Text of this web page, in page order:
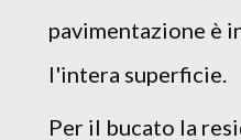
pavimentazione è
l'intera superficie.
Per il bucato la